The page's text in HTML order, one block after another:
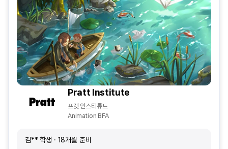
Pratt Institute
프랫 인스티튜트
Animation BFA
김** 학생 · 18개월 준비